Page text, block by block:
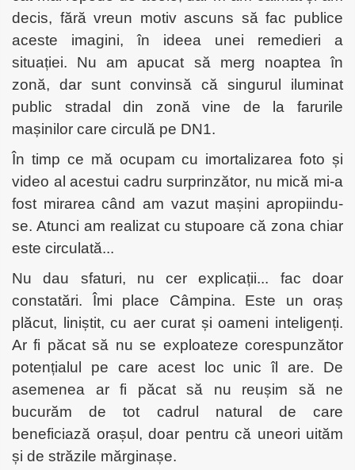
decis, fără vreun motiv ascuns să fac publice
aceste imagini, în ideea unei remedieri a
situației. Nu am apucat să merg noaptea în
zonă, dar sunt convinsă că singurul iluminat
public stradal din zonă vine de la farurile
mașinilor care circulă pe DN1.
În timp ce mă ocupam cu imortalizarea foto și
video al acestui cadru surprinzător, nu mică mi-a
fost mirarea când am vazut mașini apropiindu-
se. Atunci am realizat cu stupoare că zona chiar
este circulată...
Nu dau sfaturi, nu cer explicații... fac doar
constatări. Îmi place Câmpina. Este un oraș
plăcut, liniștit, cu aer curat și oameni inteligenți.
Ar fi păcat să nu se exploateze corespunzător
potențialul pe care acest loc unic îl are. De
asemenea ar fi păcat să nu reușim să ne
bucurăm de tot cadrul natural de care
beneficiază orașul, doar pentru că uneori uităm
și de străzile mărginașe.